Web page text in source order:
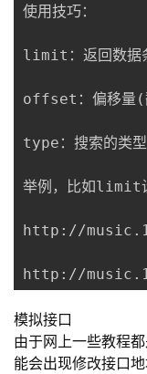
使用技巧：
limit：返回数据
offset：偏移量
type：搜索的类型
举例，比如limit设
http://
http://
模拟接口
由于网上一些教程
能会出现修改接口